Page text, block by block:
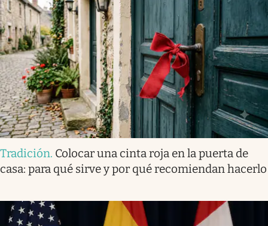
Tradición. Colocar una cinta roja en la puerta de
casa: para qué sirve y por qué recomiendan hacerlo